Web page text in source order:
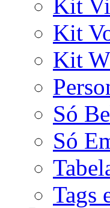
Kit
Kit
Kit
Só
Só
Tags